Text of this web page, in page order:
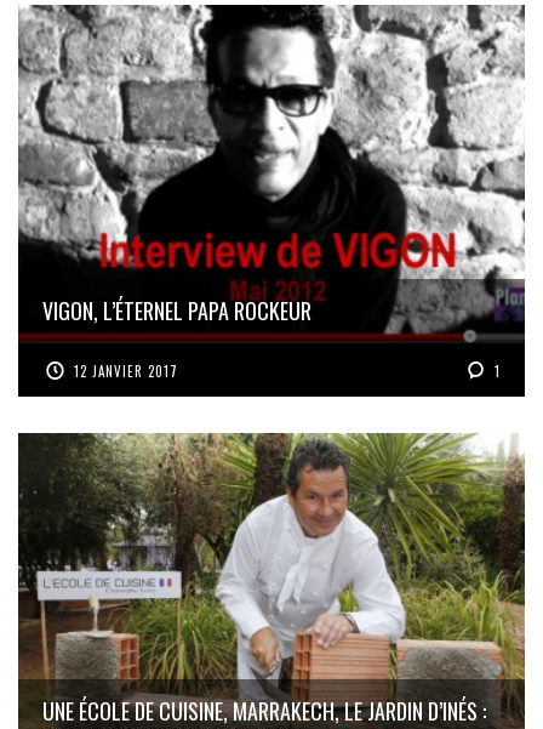
VIGON, L’ÉTERNEL PAPA ROCKEUR
12 JANVIER 2017 1
UNE ÉCOLE DE CUISINE, MARRAKECH, LE JARDIN D’INÉS :